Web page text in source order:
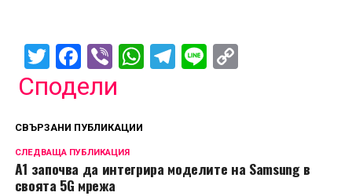
Twitter
Facebook
ViberWhatsApp
Telegram
LineCopy
Сподели
СВЪРЗАНИ ПУБЛИКАЦИИ
СЛЕДВАЩА ПУБЛИКАЦИЯ
А1 започва да интегрира моделите на Samsung в
своята 5G мрежа